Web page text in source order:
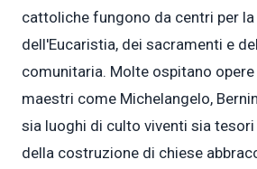
cattoliche fungono da centri per
dell'Eucaristia, dei sacramenti e
comunitaria. Molte ospitano
maestri come Michelangelo,
sia luoghi di culto viventi sia
della costruzione di chiese